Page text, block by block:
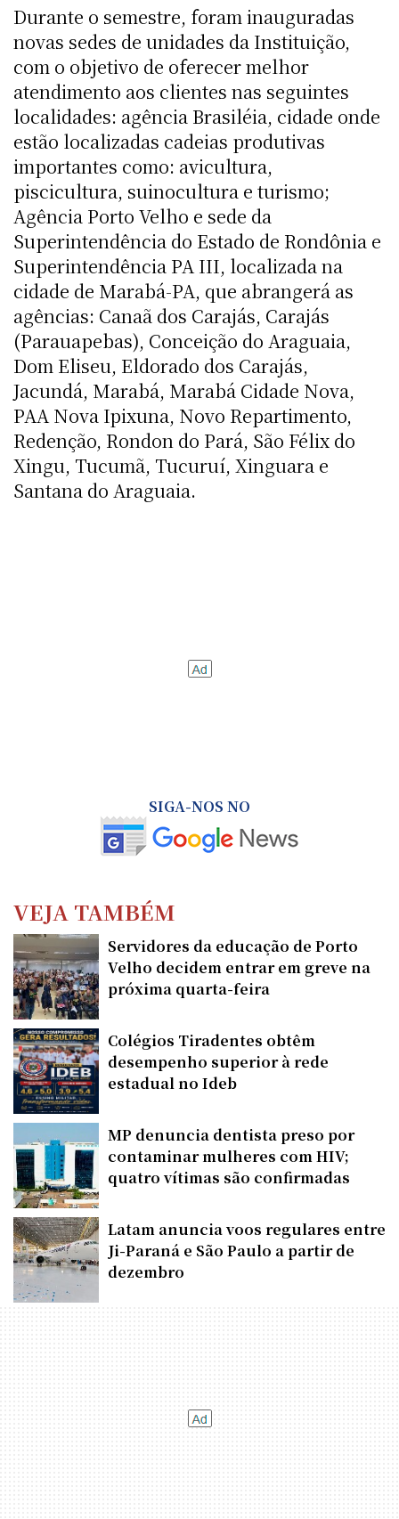
Durante o semestre, foram inauguradas
novas sedes de unidades da Instituição,
com o objetivo de oferecer melhor
atendimento aos clientes nas seguintes
localidades: agência Brasiléia, cidade onde
estão localizadas cadeias produtivas
importantes como: avicultura,
piscicultura, suinocultura e turismo;
Agência Porto Velho e sede da
Superintendência do Estado de Rondônia e
Superintendência PA III, localizada na
cidade de Marabá-PA, que abrangerá as
agências: Canaã dos Carajás, Carajás
(Parauapebas), Conceição do Araguaia,
Dom Eliseu, Eldorado dos Carajás,
Jacundá, Marabá, Marabá Cidade Nova,
PAA Nova Ipixuna, Novo Repartimento,
Redenção, Rondon do Pará, São Félix do
Xingu, Tucumã, Tucuruí, Xinguara e
Santana do Araguaia.
SIGA-NOS NO
VEJA TAMBÉM
Servidores da educação de Porto
Velho decidem entrar em greve na
próxima quarta-feira
Colégios Tiradentes obtêm
desempenho superior à rede
estadual no Ideb
MP denuncia dentista preso por
contaminar mulheres com HIV;
quatro vítimas são confirmadas
Latam anuncia voos regulares entre
Ji-Paraná e São Paulo a partir de
dezembro